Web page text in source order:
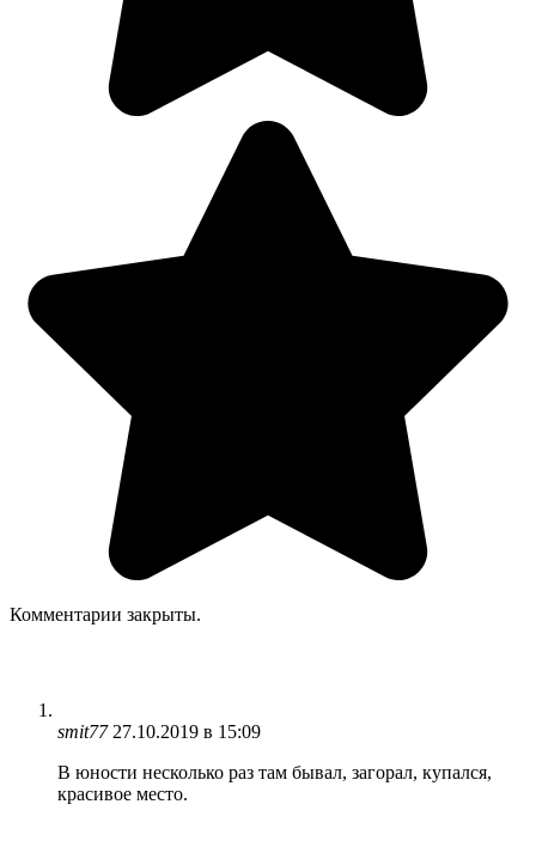
Комментарии закрыты.
smit77 27.10.2019 в 15:09
В юности несколько раз там бывал, загорал, купался,
красивое место.